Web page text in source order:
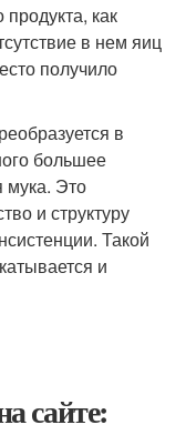
как
в нем яиц
получило
в
большее
мука. Это
и структуру
Такой
и
сайте: